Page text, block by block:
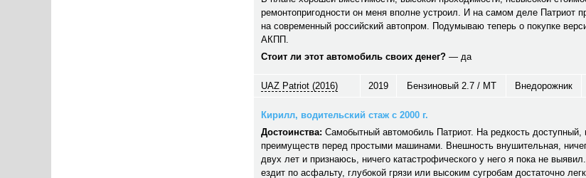
ремонтопригодности он меня вполне устроил. И на самом деле Патриот
на современный российский автопром. Подумываю теперь о покупке
АКПП.
Стоит ли этот автомобиль своих денег? — да
UAZ Patriot (2016) 2019 Бензиновый 2.7 / MT Внедорожник
Кирилл, водительский стаж с 2000 г.
Достоинства: Самобытный автомобиль Патриот. На редкость
преимуществ перед простыми машинами. Внешность внушительная,
двух лет и признаюсь, ничего катастрофического у него я пока не
ездит по асфальту, глубокой грязи или высоким сугробам достаточно